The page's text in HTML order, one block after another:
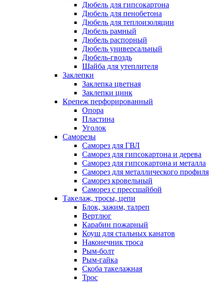
Дюбель для гипсокартона
Дюбель для пенобетона
Дюбель для теплоизоляции
Дюбель рамный
Дюбель распорный
Дюбель универсальный
Дюбель-гвоздь
Шайба для утеплителя
Заклепки
Заклепка цветная
Заклепки цинк
Крепеж перфорированный
Опора
Пластина
Уголок
Саморезы
Саморез для ГВЛ
Саморез для гипсокартона и дерева
Саморез для гипсокартона и металла
Саморез для металлического профиля
Саморез кровельный
Саморез с прессшайбой
Такелаж, тросы, цепи
Блок, зажим, талреп
Вертлюг
Карабин пожарный
Коуш для стальных канатов
Наконечник троса
Рым-болт
Рым-гайка
Скоба такелажная
Трос